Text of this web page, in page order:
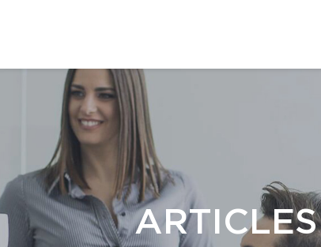
ARTICLES